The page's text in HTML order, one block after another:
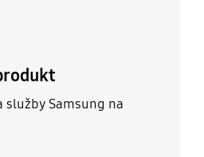
služby Samsung na